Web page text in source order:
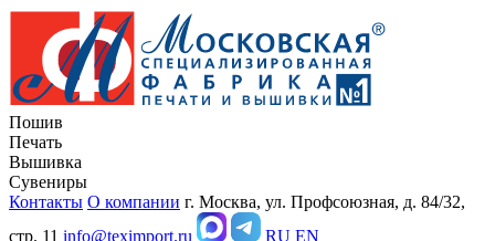
Пошив
Печать
Вышивка
Сувениры
Контакты О компании г. Москва, ул. Профсоюзная, д. 84/32,
стр. 11 info@teximport.ru RU EN